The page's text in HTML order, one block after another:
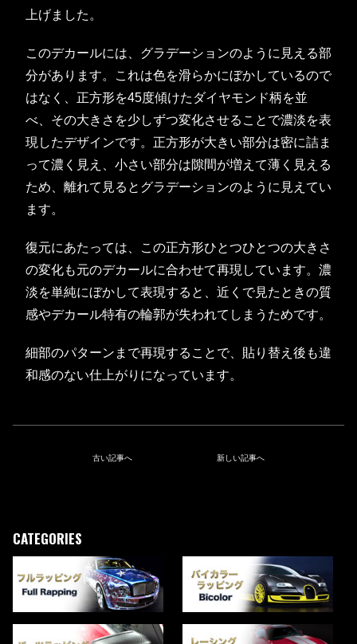
上げました。
このデカールには、グラデーションのように見える部
分があります。これは色を滑らかにぼかしているので
はなく、正方形を45度傾けたダイヤモンド柄を並
べ、その大きさを少しずつ変化させることで濃淡を表
現したデザインです。正方形が大きい部分は密に詰ま
って濃く見え、小さい部分は隙間が増えて薄く見える
ため、離れて見るとグラデーションのように見えてい
ます。
復元にあたっては、この正方形ひとつひとつの大きさ
の変化も元のデカールに合わせて再現しています。濃
淡を単純にぼかして表現すると、近くで見たときの質
感やデカール特有の輪郭が失われてしまうためです。
細部のパターンまで再現することで、貼り替え後も違
和感のない仕上がりになっています。
古い記事へ 新しい記事へ
CATEGORIES